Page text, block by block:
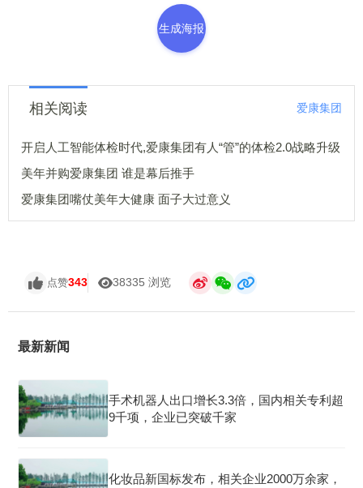
生成海报
相关阅读 爱康集团
开启人工智能体检时代,爱康集团有人“管”的体检2.0战略升级
美年并购爱康集团 谁是幕后推手
爱康集团嘴仗美年大健康 面子大过意义
点赞343 38335 浏览
最新新闻
手术机器人出口增长3.3倍，国内相关专利超
9千项，企业已突破千家
化妆品新国标发布，相关企业2000万余家，